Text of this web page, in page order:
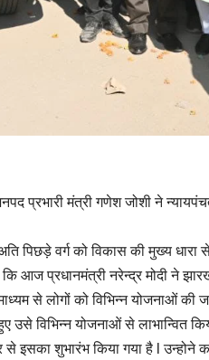
प्रभारी मंत्री गणेश जोशी ने
पिछड़े वर्ग को विकास की मुख्य
आज प्रधानमंत्री नरेन्द्र मोदी ने
से लोगों को विभिन्न योजनाओं की
उसे विभिन्न योजनाओं से लाभान्वित
से इसका शुभारंभ किया गया है l उन्होने